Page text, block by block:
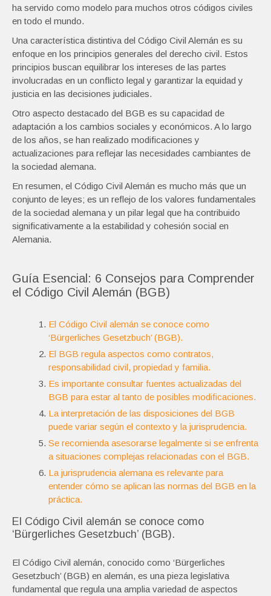
ha servido como modelo para muchos otros códigos civiles
en todo el mundo.
Una característica distintiva del Código Civil Alemán es su
enfoque en los principios generales del derecho civil. Estos
principios buscan equilibrar los intereses de las partes
involucradas en un conflicto legal y garantizar la equidad y
justicia en las decisiones judiciales.
Otro aspecto destacado del BGB es su capacidad de
adaptación a los cambios sociales y económicos. A lo largo
de los años, se han realizado modificaciones y
actualizaciones para reflejar las necesidades cambiantes de
la sociedad alemana.
En resumen, el Código Civil Alemán es mucho más que un
conjunto de leyes; es un reflejo de los valores fundamentales
de la sociedad alemana y un pilar legal que ha contribuido
significativamente a la estabilidad y cohesión social en
Alemania.
Guía Esencial: 6 Consejos para Comprender
el Código Civil Alemán (BGB)
El Código Civil alemán se conoce como
‘Bürgerliches Gesetzbuch’ (BGB).
El BGB regula aspectos como contratos,
responsabilidad civil, propiedad y familia.
Es importante consultar fuentes actualizadas del
BGB para estar al tanto de posibles modificaciones.
La interpretación de las disposiciones del BGB
puede variar según el contexto y la jurisprudencia.
Se recomienda asesorarse legalmente si se enfrenta
a situaciones complejas relacionadas con el BGB.
La jurisprudencia alemana es relevante para
entender cómo se aplican las normas del BGB en la
práctica.
El Código Civil alemán se conoce como
‘Bürgerliches Gesetzbuch’ (BGB).
El Código Civil alemán, conocido como ‘Bürgerliches
Gesetzbuch’ (BGB) en alemán, es una pieza legislativa
fundamental que regula una amplia variedad de aspectos